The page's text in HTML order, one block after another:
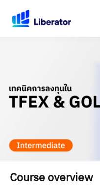
คู่มือใช้
เปิดบั
Course overview